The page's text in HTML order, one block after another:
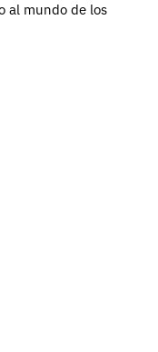
al mundo de los